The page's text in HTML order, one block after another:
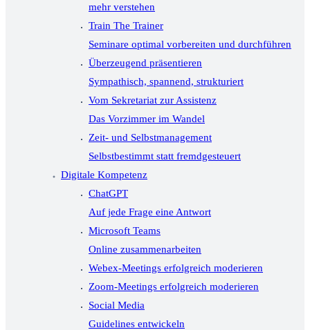
mehr verstehen
Train The Trainer
Seminare optimal vorbereiten und durchführen
Überzeugend präsentieren
Sympathisch, spannend, strukturiert
Vom Sekretariat zur Assistenz
Das Vorzimmer im Wandel
Zeit- und Selbstmanagement
Selbstbestimmt statt fremdgesteuert
Digitale Kompetenz
ChatGPT
Auf jede Frage eine Antwort
Microsoft Teams
Online zusammenarbeiten
Webex-Meetings erfolgreich moderieren
Zoom-Meetings erfolgreich moderieren
Social Media
Guidelines entwickeln